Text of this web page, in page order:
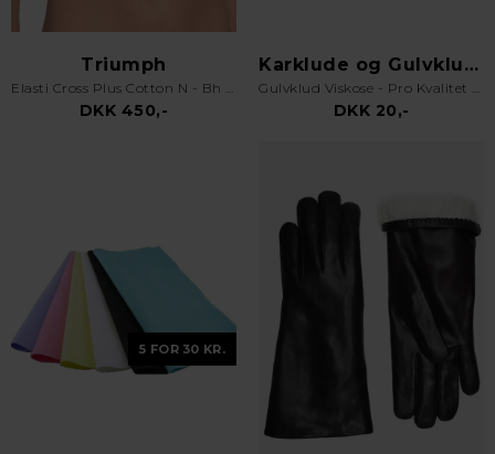
Triumph
Elasti Cross Plus Cotton N - Bh uden bøjle - Hvid
DKK 450,-
Karklude og Gulvklude
Gulvklud Viskose - Pro Kvalitet - Orange
DKK 20,-
5 FOR 30 KR.